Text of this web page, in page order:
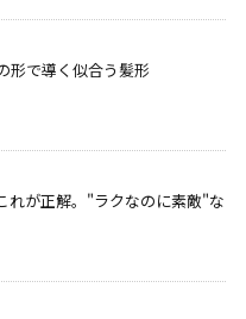
で導く似合う髪形
れが正解。"ラクなのに素敵"な